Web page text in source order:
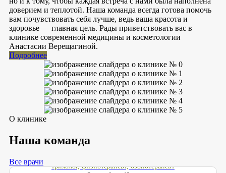
доверием и теплотой. Наша команда всегда готова помочь
вам почувствовать себя лучше, ведь ваша красота и
здоровье — главная цель. Рады приветствовать вас в
клинике современной медицины и косметологии
Анастасии Верещагиной.
Подробнее
О клинике
Наша команда
Все врачи
Верещагина Анастасия Сергеевна
трихолог, физиотерапевт, озонотерапевт